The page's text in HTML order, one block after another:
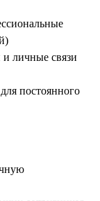
и личные связи
постоянного